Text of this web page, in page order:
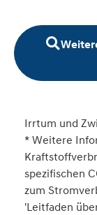
Irrtum und
* Weitere
spezifischen
zum
'Leitfaden